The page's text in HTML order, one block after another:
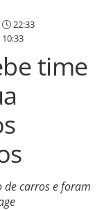
22:33
10:33
time
de carros e foram